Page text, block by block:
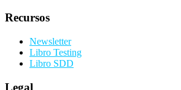
Recursos
Newsletter
Libro Testing
Libro SDD
Legal